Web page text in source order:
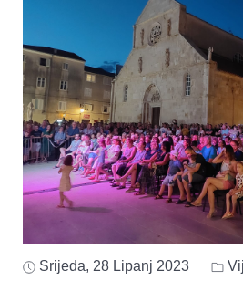
Srijeda, 28 Lipanj 2023